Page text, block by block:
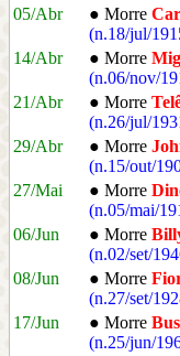
05/Abr
● Morre
(n.18/jul/
14/Abr
● Morre
(n.06/nov/
21/Abr
● Morre
(n.26/jul/
29/Abr
● Morre
(n.15/out/
27/Mai
● Morre
(n.05/mai/
06/Jun
● Morre
(n.02/set/
08/Jun
● Morre
(n.27/set/
17/Jun
● Morre
(n.25/jun/